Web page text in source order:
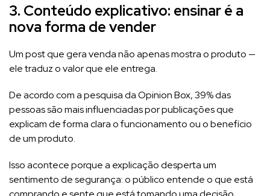
3. Conteúdo explicativo: ensinar é a
nova forma de vender
Um post que gera venda não apenas mostra o produto —
ele traduz o valor que ele entrega.
De acordo com a pesquisa da Opinion Box, 39% das
pessoas são mais influenciadas por publicações que
explicam de forma clara o funcionamento ou o benefício
de um produto.
Isso acontece porque a explicação desperta um
sentimento de segurança: o público entende o que está